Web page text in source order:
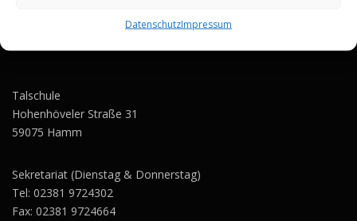
DatenschutzImpressum
Talschule
Hohenhöveler Straße 31
59075 Hamm
Sekretariat (Dienstag & Donnerstag)
Tel: 02381 9724302
Fax: 02381 9724664